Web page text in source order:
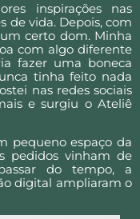
inspirações nas
de vida. Depois, com
certo dom. Minha
com algo diferente
fazer uma boneca
tinha feito nada
nas redes sociais
e surgiu o Ateliê
pequeno espaço da
pedidos vinham de
do tempo, a
digital ampliaram o